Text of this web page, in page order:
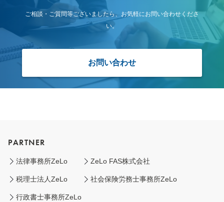
ご相談・ご質問等ございましたら、お気軽にお問い合わせくださ
い。
お問い合わせ
PARTNER
法律事務所ZeLo ZeLo FAS株式会社
税理士法人ZeLo 社会保険労務士事務所ZeLo
行政書士事務所ZeLo